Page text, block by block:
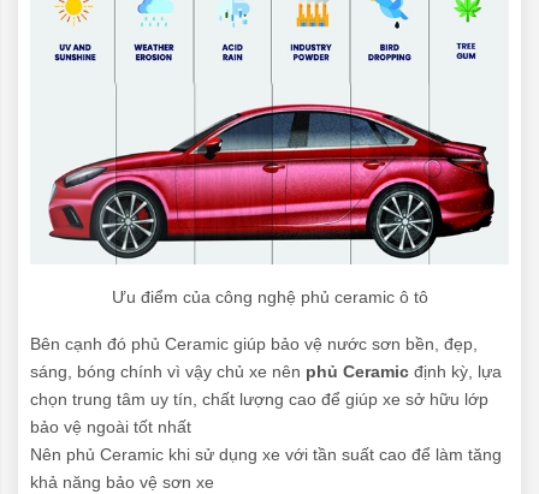
Ưu điểm của công nghệ phủ ceramic ô tô
Bên cạnh đó phủ Ceramic giúp bảo vệ nước sơn bền, đẹp,
sáng, bóng chính vì vậy chủ xe nên phủ Ceramic định kỳ, lựa
chọn trung tâm uy tín, chất lượng cao để giúp xe sở hữu lớp
bảo vệ ngoài tốt nhất
Nên phủ Ceramic khi sử dụng xe với tần suất cao để làm tăng
khả năng bảo vệ sơn xe